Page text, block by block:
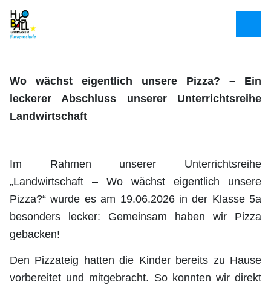
Wo wächst eigentlich unsere Pizza? – Ein
leckerer Abschluss unserer Unterrichtsreihe
Landwirtschaft
Im Rahmen unserer Unterrichtsreihe
„Landwirtschaft – Wo wächst eigentlich unsere
Pizza?“ wurde es am 19.06.2026 in der Klasse 5a
besonders lecker: Gemeinsam haben wir Pizza
gebacken!
Den Pizzateig hatten die Kinder bereits zu Hause
vorbereitet und mitgebracht. So konnten wir direkt